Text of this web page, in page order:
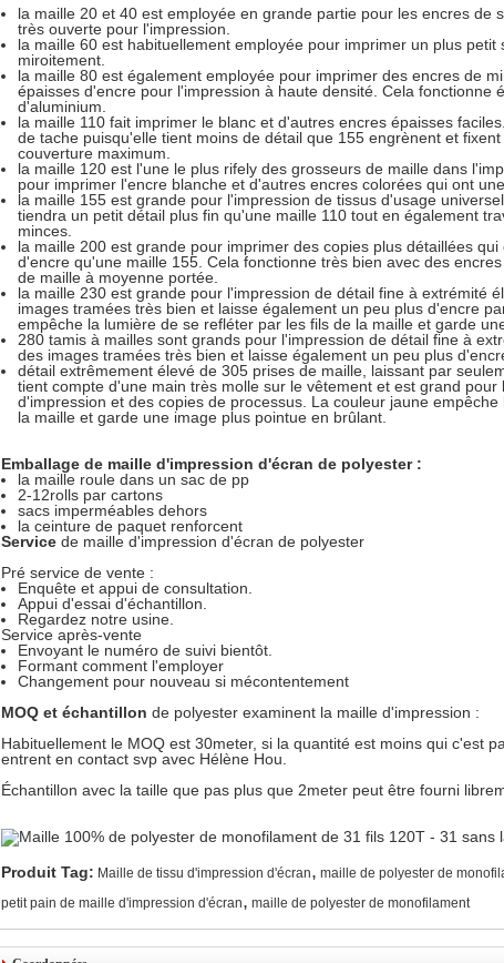
la maille 20 et 40 est employée en grande partie pour les encres de
très ouverte pour l'impression.
la maille 60 est habituellement employée pour imprimer un plus
miroitement.
la maille 80 est également employée pour imprimer des encres de
épaisses d'encre pour l'impression à haute densité. Cela fonctionne
d'aluminium.
la maille 110 fait imprimer le blanc et d'autres encres épaisses
de tache puisqu'elle tient moins de détail que 155 engrènent et
couverture maximum.
la maille 120 est l'une le plus rifely des grosseurs de maille dans
pour imprimer l'encre blanche et d'autres encres colorées qui ont
la maille 155 est grande pour l'impression de tissus d'usage
tiendra un petit détail plus fin qu'une maille 110 tout en également
minces.
la maille 200 est grande pour imprimer des copies plus détaillées
d'encre qu'une maille 155. Cela fonctionne très bien avec des
de maille à moyenne portée.
la maille 230 est grande pour l'impression de détail fine à extrémité
images tramées très bien et laisse également un peu plus d'encre
empêche la lumière de se refléter par les fils de la maille et garde
280 tamis à mailles sont grands pour l'impression de détail fine à
des images tramées très bien et laisse également un peu plus
détail extrêmement élevé de 305 prises de maille, laissant par
tient compte d'une main très molle sur le vêtement et est grand
d'impression et des copies de processus. La couleur jaune
la maille et garde une image plus pointue en brûlant.
Emballage de maille d'impression d'écran de polyester :
la maille roule dans un sac de pp
2-12rolls par cartons
sacs imperméables dehors
la ceinture de paquet renforcent
Service de maille d'impression d'écran de polyester
Pré service de vente :
Enquête et appui de consultation.
Appui d'essai d'échantillon.
Regardez notre usine.
Service après-vente
Envoyant le numéro de suivi bientôt.
Formant comment l'employer
Changement pour nouveau si mécontentement
MOQ et échantillon de polyester examinent la maille d'impression :
Habituellement le MOQ est 30meter, si la quantité est moins qui c'est
entrent en contact svp avec Hélène Hou.
Échantillon avec la taille que pas plus que 2meter peut être fourni
Produit Tag: Maille de tissu d'impression d'écran, maille de polyester de
petit pain de maille d'impression d'écran, maille de polyester de monofilament